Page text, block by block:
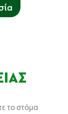
το στόμα